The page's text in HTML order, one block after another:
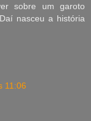
sobre um garoto
nasceu a história
11:06